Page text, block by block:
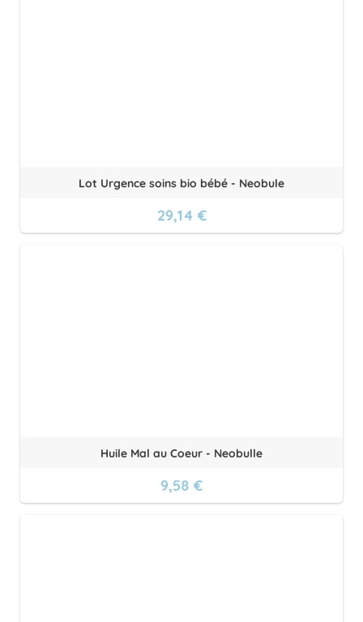
Lot Urgence soins bio bébé - Neobule
29,14 €
Huile Mal au Coeur - Neobulle
9,58 €